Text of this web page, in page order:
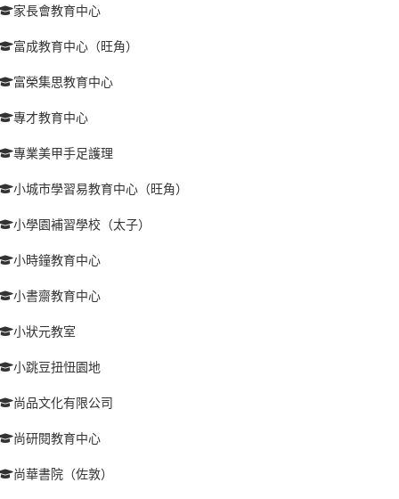
家長會教育中心
富成教育中心（旺角）
富榮集思教育中心
專才教育中心
專業美甲手足護理
小城市學習易教育中心（旺角）
小學園補習學校（太子）
小時鐘教育中心
小書齋教育中心
小狀元教室
小跳豆扭忸園地
尚品文化有限公司
尚研閱教育中心
尚華書院（佐敦）